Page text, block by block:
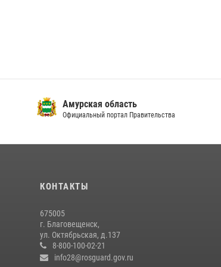
Амурская область
Официальный портал Правительства
КОНТАКТЫ
675005
г. Благовещенск,
ул. Октябрьская, д.137
8-800-100-02-21
info28@rosguard.gov.ru